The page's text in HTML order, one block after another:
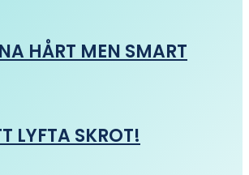
HÅRT MEN SMART
LYFTA SKROT!